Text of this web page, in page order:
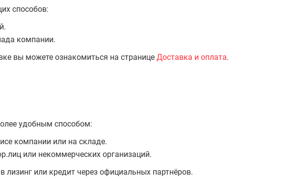
способов:
компании.
вы можете ознакомиться на странице Доставка и оплата.
удобным способом:
компании или на складе.
или некоммерческих организаций.
лизинг или кредит через официальных партнёров.